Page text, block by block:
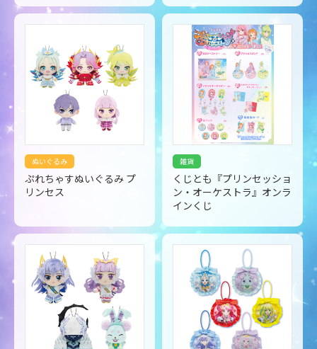
ぬいぐるみ
ぷれちゃすぬいぐるみ プ
リンセス
雑貨
くじとも『プリンセッショ
ン・オーケストラ』オンラ
インくじ